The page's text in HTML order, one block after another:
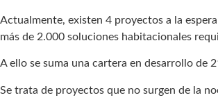
Actualmente, existen 4 proyectos a la
más de 2.000 soluciones habitacionales
A ello se suma una cartera en desarrollo de
Se trata de proyectos que no surgen de la